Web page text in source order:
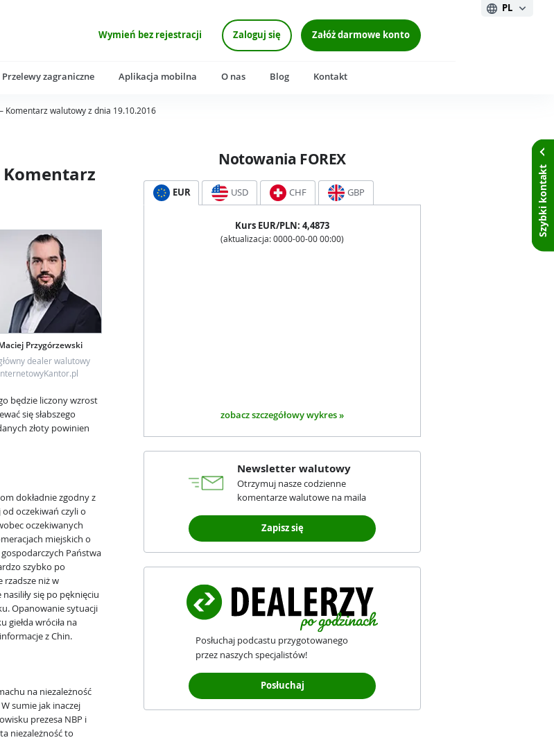
Wymień bez rejestracji Zaloguj się Załóż darmowe konto
PL
Przelewy zagraniczne Aplikacja mobilna O nas Blog Kontakt
Komentarz walutowy z dnia 19.10.2016
Komentarz
Przygórzewski
dealer walutowy
będzie liczony wzrost
się słabszego
złoty powinien
dokładnie zgodny z
oczekiwań czyli o
oczekiwanych
miejskich o
Państwa
szybko po
rzadsze niż w
się po pęknięciu
Opanowanie sytuacji
giełda wróciła na
z Chin.
na niezależność
sumie jak inaczej
prezesa NBP i
niezależność to
Notowania FOREX
EUR USD CHF GBP
Kurs EUR/PLN: 4,4873
(aktualizacja: 0000-00-00 00:00)
zobacz szczegółowy wykres »
Newsletter walutowy
Otrzymuj nasze codzienne
komentarze walutowe na maila
Zapisz się
Posłuchaj podcastu przygotowanego
przez naszych specjalistów!
Posłuchaj
Szybki kontakt